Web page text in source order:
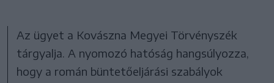
Az ügyet a Kovászna Megyei Törvényszék
tárgyalja. A nyomozó hatóság hangsúlyozza,
hogy a román büntetőeljárási szabályok